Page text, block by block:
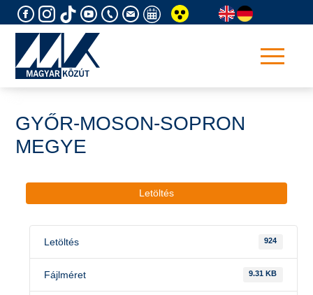
to
GYŐR-MOSON-SOPRON
MEGYE
Letöltés
Letöltés 924
Fájlméret 9.31 KB